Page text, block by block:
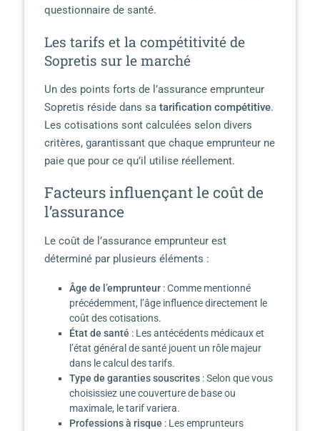
questionnaire de santé.
Les tarifs et la compétitivité de
Sopretis sur le marché
Un des points forts de l’assurance emprunteur
Sopretis réside dans sa tarification compétitive.
Les cotisations sont calculées selon divers
critères, garantissant que chaque emprunteur ne
paie que pour ce qu’il utilise réellement.
Facteurs influençant le coût de
l’assurance
Le coût de l’assurance emprunteur est
déterminé par plusieurs éléments :
Âge de l’emprunteur: Comme mentionné
précédemment, l’âge influence directement le
coût des cotisations.
État de santé : Les antécédents médicaux et
l’état général de santé jouent un rôle majeur
dans le calcul des tarifs.
Type de garanties souscrites: Selon que vous
choisissiez une couverture de base ou
maximale, le tarif variera.
Professions à risque : Les emprunteurs